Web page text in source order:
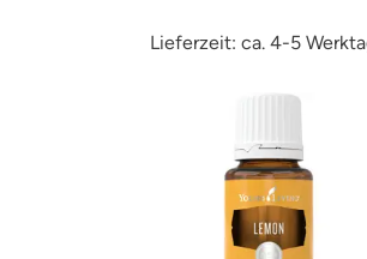
Lieferzeit: ca. 4-5